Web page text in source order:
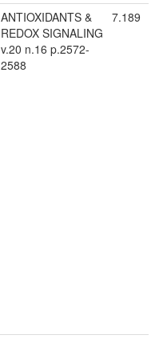
ANTIOXIDANTS &
REDOX SIGNALING
v.20 n.16 p.2572-
2588
7.189